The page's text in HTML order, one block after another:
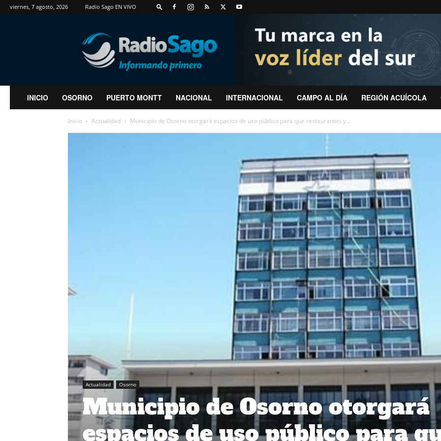
viernes, 7 agosto, 2026 Radio Sago EN VIVO
RadioSago
INICIO OSORNO PUERTO MONTT NACIONAL INTERNACIONAL CAMPO AL DÍA REGIÓN ACUÍCOLA
Inicio Actualidad Municipio de Osorno otorgará espacios de uso público para que restaurantes y...
Actualidad Osorno
Municipio de Osorno otorgará
espacios de uso público para